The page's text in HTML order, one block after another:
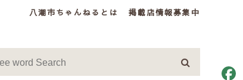
八潮市ちゃんねるとは 掲載店情報募集中